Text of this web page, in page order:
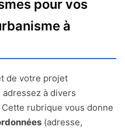
pour vos
à
de votre projet
à divers
rubrique vous donne
(adresse,